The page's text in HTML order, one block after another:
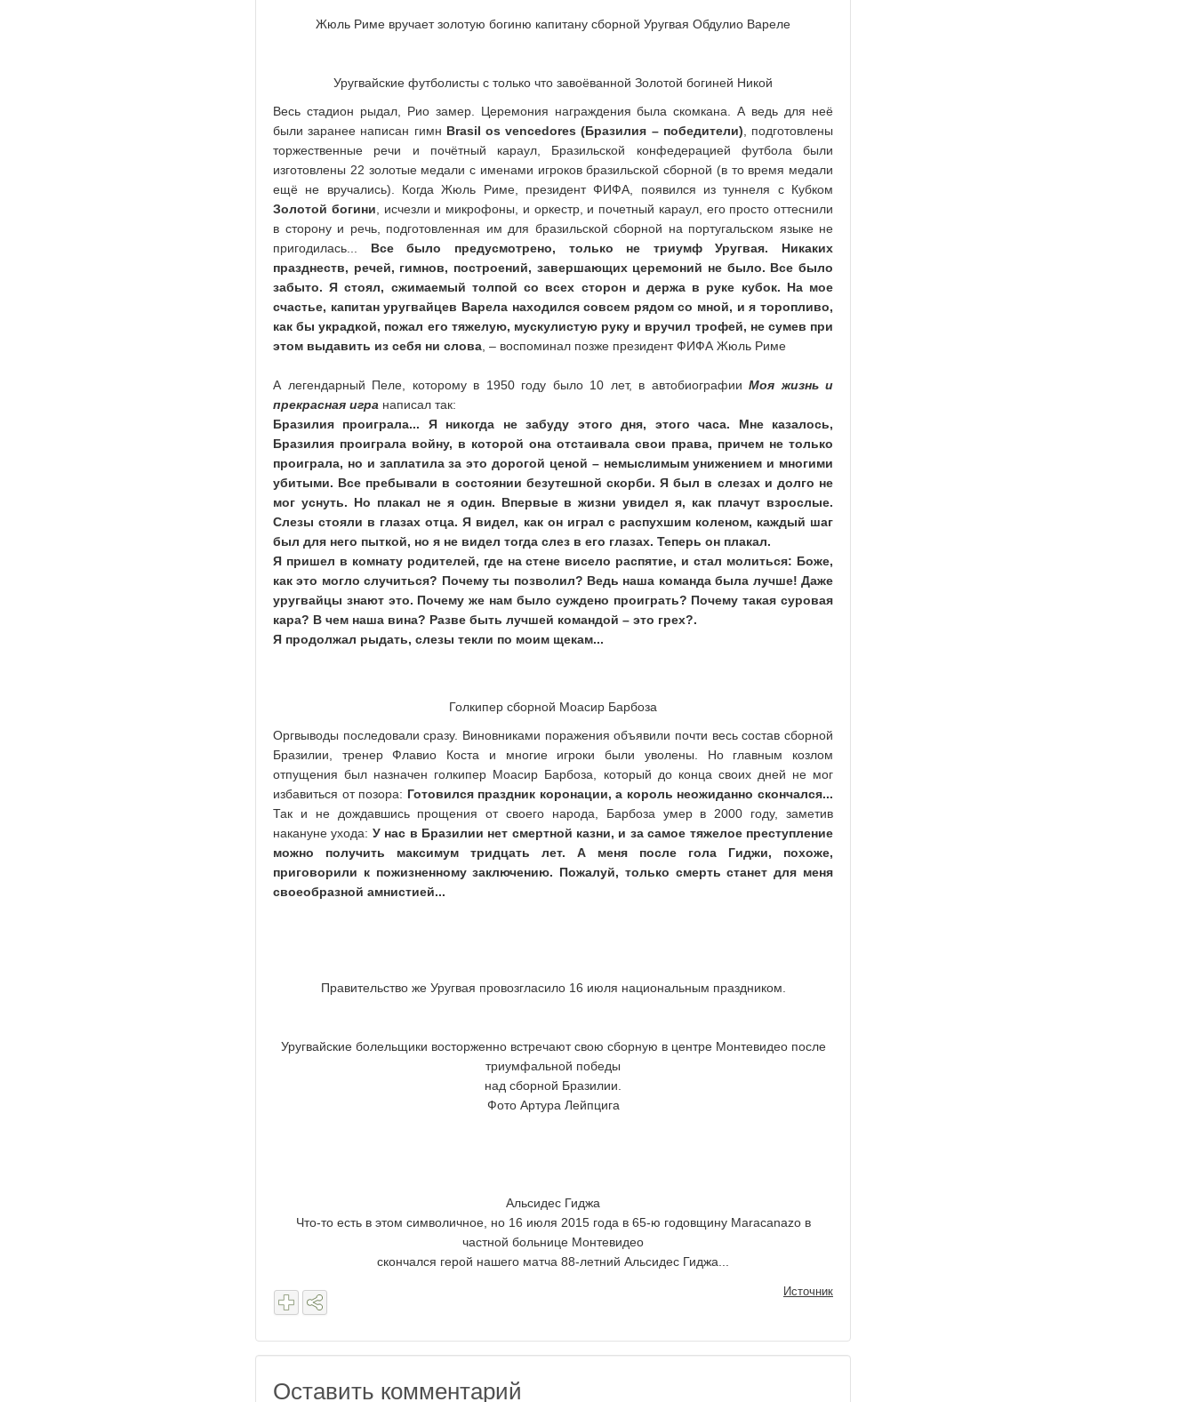
Жюль Риме вручает золотую богиню капитану сборной Уругвая Обдулио Вареле
Уругвайские футболисты с только что завоёванной Золотой богиней Никой
Весь стадион рыдал, Рио замер. Церемония награждения была скомкана. А ведь для неё
были заранее написан гимн Brasil os vencedores (Бразилия – победители) , подготовлены
торжественные речи и почётный караул, Бразильской конфедерацией футбола были
изготовлены 22 золотые медали с именами игроков бразильской сборной (в то время медали
ещё не вручались). Когда Жюль Риме, президент ФИФА, появился из туннеля с Кубком
Золотой богини , исчезли и микрофоны, и оркестр, и почетный караул, его просто оттеснили
в сторону и речь, подготовленная им для бразильской сборной на португальском языке не
пригодилась... Все было предусмотрено, только не триумф Уругвая. Никаких
празднеств, речей, гимнов, построений, завершающих церемоний не было. Все было
забыто. Я стоял, сжимаемый толпой со всех сторон и держа в руке кубок. На мое
счастье, капитан уругвайцев Варела находился совсем рядом со мной, и я торопливо,
как бы украдкой, пожал его тяжелую, мускулистую руку и вручил трофей, не сумев при
этом выдавить из себя ни слова , – воспоминал позже президент ФИФА Жюль Риме
А легендарный Пеле, которому в 1950 году было 10 лет, в автобиографии Моя жизнь и
прекрасная игра написал так:
Бразилия проиграла... Я никогда не забуду этого дня, этого часа. Мне казалось,
Бразилия проиграла войну, в которой она отстаивала свои права, причем не только
проиграла, но и заплатила за это дорогой ценой – немыслимым унижением и многими
убитыми. Все пребывали в состоянии безутешной скорби. Я был в слезах и долго не
мог уснуть. Но плакал не я один. Впервые в жизни увидел я, как плачут взрослые.
Слезы стояли в глазах отца. Я видел, как он играл с распухшим коленом, каждый шаг
был для него пыткой, но я не видел тогда слез в его глазах. Теперь он плакал.
Я пришел в комнату родителей, где на стене висело распятие, и стал молиться: Боже,
как это могло случиться? Почему ты позволил? Ведь наша команда была лучше! Даже
уругвайцы знают это. Почему же нам было суждено проиграть? Почему такая суровая
кара? В чем наша вина? Разве быть лучшей командой – это грех?.
Я продолжал рыдать, слезы текли по моим щекам...
Голкипер сборной Моасир Барбоза
Оргвыводы последовали сразу. Виновниками поражения объявили почти весь состав сборной
Бразилии, тренер Флавио Коста и многие игроки были уволены. Но главным козлом
отпущения был назначен голкипер Моасир Барбоза, который до конца своих дней не мог
избавиться от позора: Готовился праздник коронации, а король неожиданно скончался...
Так и не дождавшись прощения от своего народа, Барбоза умер в 2000 году, заметив
накануне ухода: У нас в Бразилии нет смертной казни, и за самое тяжелое преступление
можно получить максимум тридцать лет. А меня после гола Гиджи, похоже,
приговорили к пожизненному заключению. Пожалуй, только смерть станет для меня
своеобразной амнистией...
Правительство же Уругвая провозгласило 16 июля национальным праздником.
Уругвайские болельщики восторженно встречают свою сборную в центре Монтевидео после
триумфальной победы
над сборной Бразилии.
Фото Артура Лейпцига
Альсидес Гиджа
Что-то есть в этом символичное, но 16 июля 2015 года в 65-ю годовщину Maracanazo в
частной больнице Монтевидео
скончался герой нашего матча 88-летний Альсидес Гиджа...
Источник
Оставить комментарий